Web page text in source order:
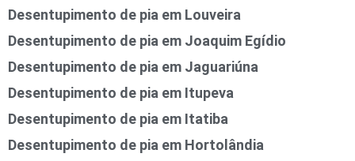
Desentupimento de pia em Louveira
Desentupimento de pia em Joaquim Egídio
Desentupimento de pia em Jaguariúna
Desentupimento de pia em Itupeva
Desentupimento de pia em Itatiba
Desentupimento de pia em Hortolândia